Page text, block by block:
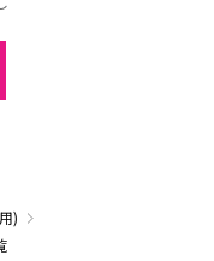
)